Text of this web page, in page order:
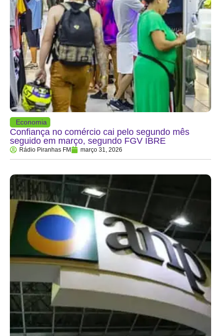
Economia
Confiança no comércio cai pelo segundo mês
seguido em março, segundo FGV IBRE
Rádio Piranhas FM março 31, 2026